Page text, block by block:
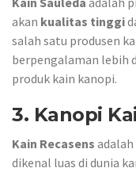
akan kualitas tinggi
salah satu produsen
berpengalaman lebih
produk kain kanopi.
3. Kanopi
Kain Recasens
dikenal luas di dunia